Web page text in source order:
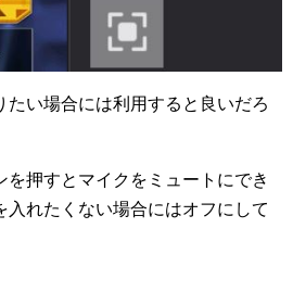
たい場合には利用すると良いだろ
を押すとマイクをミュートにでき
入れたくない場合にはオフにして